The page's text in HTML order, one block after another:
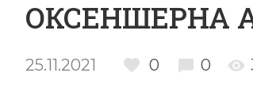
ОКСЕНШЕРНА
25.11.2021 0 0